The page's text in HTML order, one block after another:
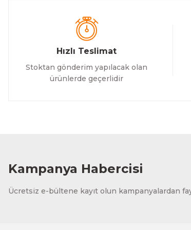
Hızlı Teslimat
Stoktan gönderim yapılacak olan
ürünlerde geçerlidir
Kampanya Habercisi
Ücretsiz e-bültene kayıt olun kampanyalardan